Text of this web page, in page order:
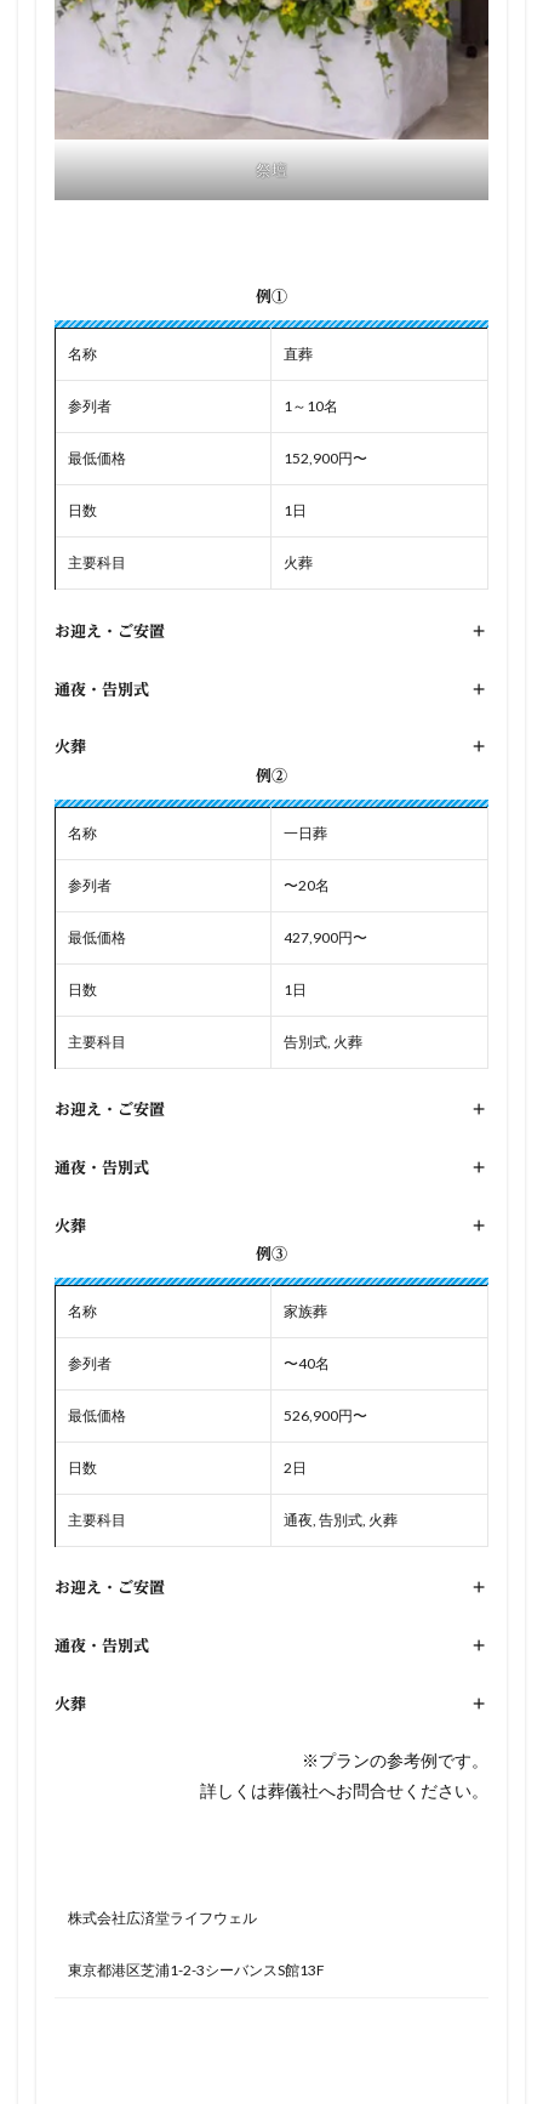
祭壇
例①
名称 直葬
参列者 1～10名
最低価格 152,900円〜
日数 1日
主要科目 火葬
お迎え・ご安置 +
通夜・告別式 +
火葬
+
例②
名称 一日葬
参列者 〜20名
最低価格 427,900円〜
日数 1日
主要科目 告別式, 火葬
お迎え・ご安置 +
通夜・告別式 +
火葬
+
例③
名称 家族葬
参列者 〜40名
最低価格 526,900円〜
日数 2日
主要科目 通夜, 告別式, 火葬
お迎え・ご安置 +
通夜・告別式 +
火葬 +
※プランの参考例です。
詳しくは葬儀社へお問合せください。
株式会社広済堂ライフウェル
東京都港区芝浦1-2-3シーバンスS館13F